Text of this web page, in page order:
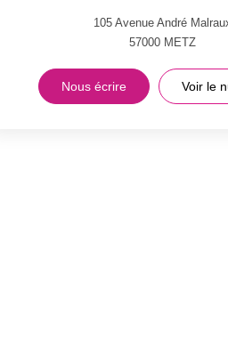
105 Avenue André
57000 METZ
Nous écrire Voir le